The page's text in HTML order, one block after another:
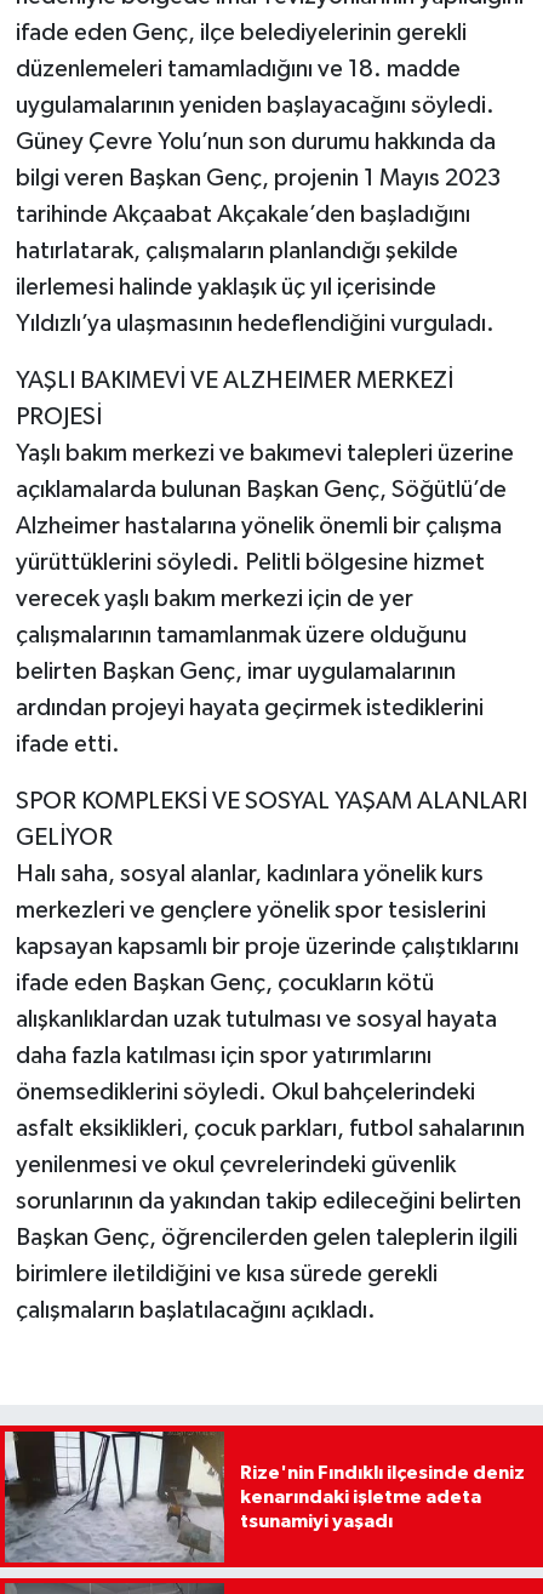
ifade eden Genç, ilçe belediyelerinin gerekli
düzenlemeleri tamamladığını ve 18. madde
uygulamalarının yeniden başlayacağını söyledi.
Güney Çevre Yolu’nun son durumu hakkında da
bilgi veren Başkan Genç, projenin 1 Mayıs 2023
tarihinde Akçaabat Akçakale’den başladığını
hatırlatarak, çalışmaların planlandığı şekilde
ilerlemesi halinde yaklaşık üç yıl içerisinde
Yıldızlı’ya ulaşmasının hedeflendiğini vurguladı.
YAŞLI BAKIMEVİ VE ALZHEIMER MERKEZİ
PROJESİ
Yaşlı bakım merkezi ve bakımevi talepleri üzerine
açıklamalarda bulunan Başkan Genç, Söğütlü’de
Alzheimer hastalarına yönelik önemli bir çalışma
yürüttüklerini söyledi. Pelitli bölgesine hizmet
verecek yaşlı bakım merkezi için de yer
çalışmalarının tamamlanmak üzere olduğunu
belirten Başkan Genç, imar uygulamalarının
ardından projeyi hayata geçirmek istediklerini
ifade etti.
SPOR KOMPLEKSİ VE SOSYAL YAŞAM ALANLARI
GELİYOR
Halı saha, sosyal alanlar, kadınlara yönelik kurs
merkezleri ve gençlere yönelik spor tesislerini
kapsayan kapsamlı bir proje üzerinde çalıştıklarını
ifade eden Başkan Genç, çocukların kötü
alışkanlıklardan uzak tutulması ve sosyal hayata
daha fazla katılması için spor yatırımlarını
önemsediklerini söyledi. Okul bahçelerindeki
asfalt eksiklikleri, çocuk parkları, futbol sahalarının
yenilenmesi ve okul çevrelerindeki güvenlik
sorunlarının da yakından takip edileceğini belirten
Başkan Genç, öğrencilerden gelen taleplerin ilgili
birimlere iletildiğini ve kısa sürede gerekli
çalışmaların başlatılacağını açıkladı.
Rize'nin Fındıklı ilçesinde deniz
kenarındaki işletme adeta
tsunamiyi yaşadı